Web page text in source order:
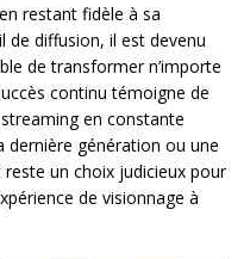
restant fidèle à sa
de diffusion, il est devenu
de transformer n’importe
continu témoigne de
en constante
dernière génération ou une
un choix judicieux pour
de visionnage à